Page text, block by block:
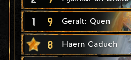
1 9 Geralt: Quen
8 Haern Caduch